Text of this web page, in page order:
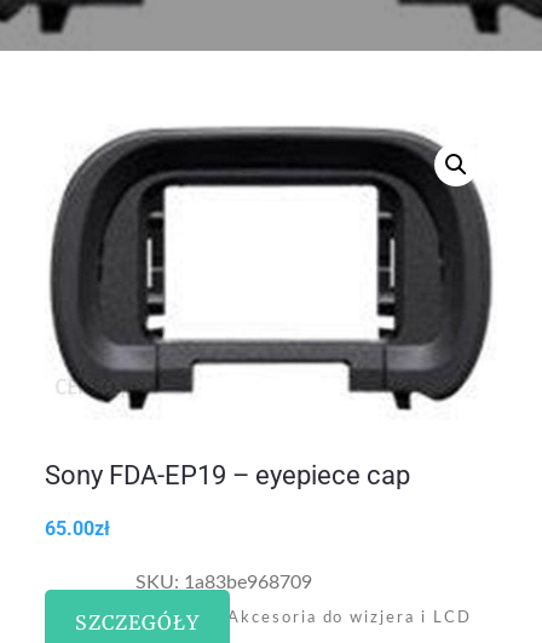
Sony FDA-EP19 – eyepiece cap
65.00zł
SZCZEGÓŁY
SKU: 1a83be968709
Kategoria:
Akcesoria do wizjera i LCD